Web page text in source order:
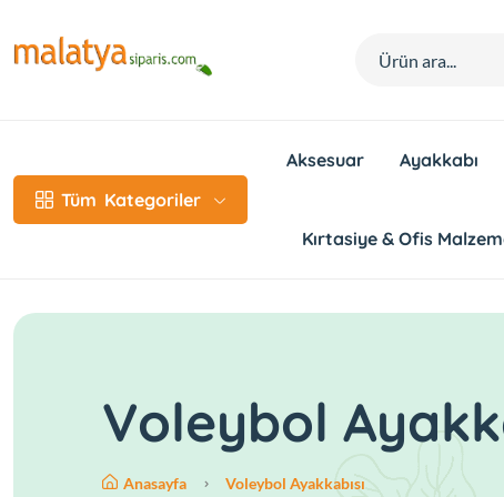
Tüm Kategoriler
Aksesuar Ayakkabı
Kırtasiye & Ofis
Voleybol
Anasayfa Voleybol Ayakkabısı